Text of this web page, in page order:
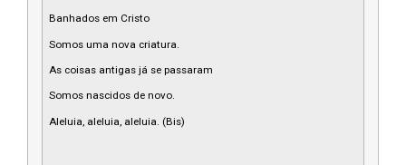
Banhados em Cristo
Somos uma nova criatura.
As coisas antigas já se passaram
Somos nascidos de novo.
Aleluia, aleluia, aleluia. (Bis)